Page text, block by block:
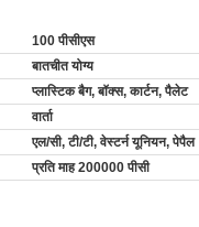
100 पीसीएस
बातचीत योग्य
प्लास्टिक बैग, बॉक्स, कार्टन, पैलेट
वार्ता
एल/सी, टी/टी, वेस्टर्न यूनियन, पेपैल
प्रति माह 200000 पीसी